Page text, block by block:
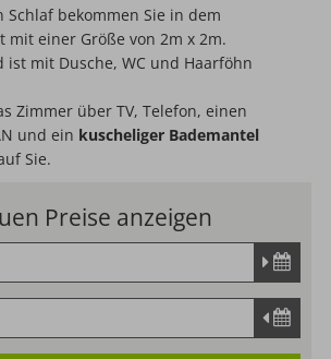
Schlaf bekommen Sie in dem
mit einer Größe von 2m x 2m.
ist mit Dusche, WC und Haarföhn
Zimmer über TV, Telefon, einen
und ein kuscheliger Bademantel
Sie.
Preise anzeigen